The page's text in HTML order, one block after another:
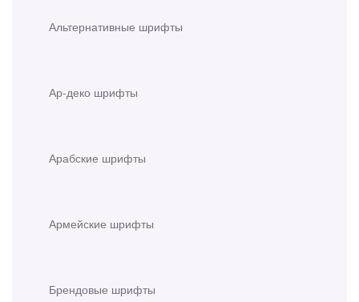
Альтернативные шрифты
Ар-деко шрифты
Арабские шрифты
Армейские шрифты
Брендовые шрифты